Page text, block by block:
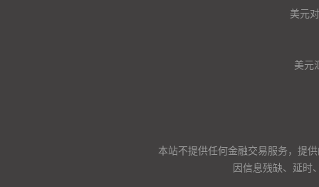
美元
美元
本站不提供任何金融交易服务，提
因信息残缺、延时